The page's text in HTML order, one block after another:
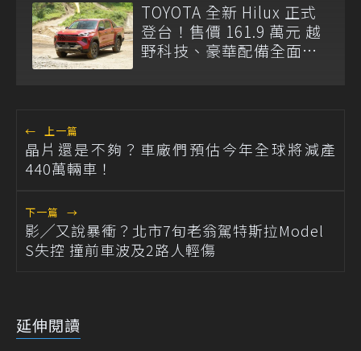
TOYOTA 全新 Hilux 正式
登台！售價 161.9 萬元 越
野科技、豪華配備全面升
← 上一篇
晶片還是不夠？車廠們預估今年全球將減產
440萬輛車！
下一篇 →
影╱又說暴衝？北市7旬老翁駕特斯拉Model
S失控 撞前車波及2路人輕傷
延伸閱讀